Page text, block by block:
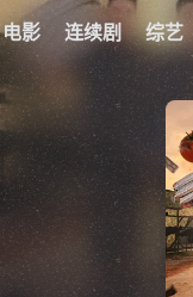
电影 连续剧 综艺